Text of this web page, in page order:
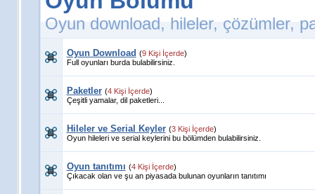
Oyun download, hileler, çözümler,
Oyun Download (9 Kişi İçerde)
Full oyunları burda bulabilirsiniz.
Paketler (4 Kişi İçerde)
Çeşitli yamalar, dil paketleri...
Hileler ve Serial Keyler (3 Kişi İçerde)
Oyun hileleri ve serial keylerini bu bölümden bulabilirsiniz.
Oyun tanıtımı (4 Kişi İçerde)
Çıkacak olan ve şu an piyasada bulunan oyunların tanıtımı